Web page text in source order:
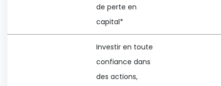
de perte en
capital*
Investir en toute
confiance dans
des actions,